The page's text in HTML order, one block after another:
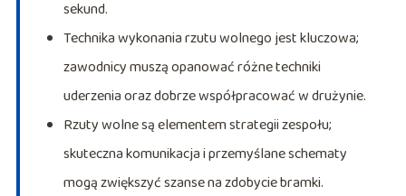
sekund.
Technika wykonania rzutu wolnego jest kluczowa;
zawodnicy muszą opanować różne techniki
uderzenia oraz dobrze współpracować w drużynie.
Rzuty wolne są elementem strategii zespołu;
skuteczna komunikacja i przemyślane schematy
mogą zwiększyć szanse na zdobycie bramki.